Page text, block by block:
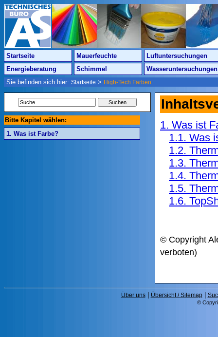
Startseite Mauerfeuchte
Luftuntersuchungen
Energieberatung
Schimmel
Wasseruntersuchungen
Sie befinden sich hier: Startseite > High-Tech Farben
Bitte Kapitel wählen:
1. Was ist Farbe?
1. Was ist
1.1. Was
1.2.
1.3.
1.4.
1.5.
1.6.
© Copyright
verboten)
Über uns| Übersicht / Sitemap|
©